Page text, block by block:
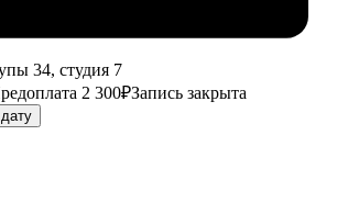
34, студия 7
2 300₽Запись закрыта